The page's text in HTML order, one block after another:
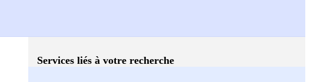
Services liés à votre recherche